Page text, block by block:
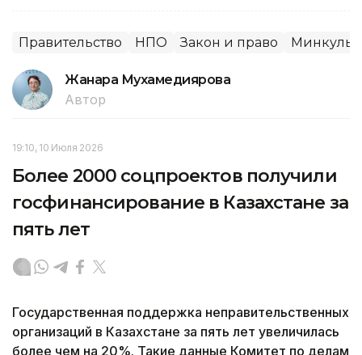
Правительство НПО Закон и право
Жанара Мухамедиярова
Автор
19:10, 10 Июля 2026
Более 2000 соцпроектов получили
госфинансирование в Казахстане за
пять лет
Государственная поддержка неправительственных
организаций в Казахстане за пять лет увеличилась
более чем на 20%. Такие данные Комитет по делам